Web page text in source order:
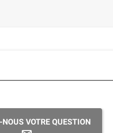
NOUS VOTRE QUESTION